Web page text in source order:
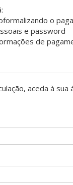
o
e password
de
aceda à